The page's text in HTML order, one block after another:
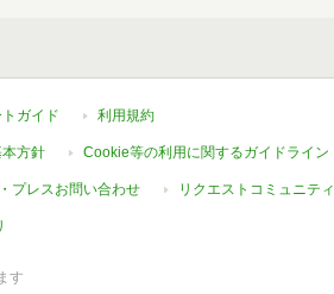
ガイド 利用規約
方針 Cookie等の利用に関するガイドライン
プレスお問い合わせ リクエストコミュニティ
す